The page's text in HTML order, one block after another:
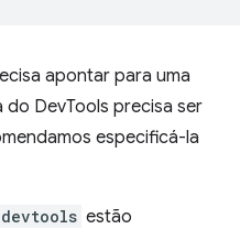
apontar para uma
do DevTools precisa ser
especificá-la
estão